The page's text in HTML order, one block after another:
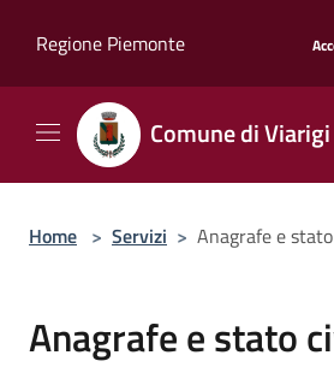
Regione Piemonte
Comune di Viarigi
Home > Servizi > Anagrafe e
Anagrafe e stato